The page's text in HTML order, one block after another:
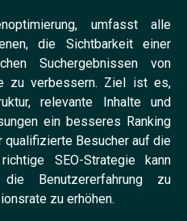
umfasst alle
die Sichtbarkeit einer
Suchergebnissen von
zu verbessern. Ziel ist es,
relevante Inhalte und
ein besseres Ranking
qualifizierte Besucher auf die
SEO-Strategie kann
Benutzererfahrung zu
zu erhöhen.